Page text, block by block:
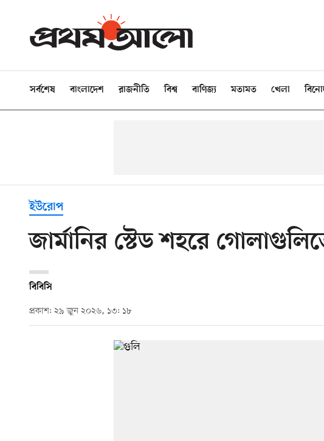
সর্বশেষ বাংলাদেশ রাজনীতি বিশ্ব বাণিজ্য মতামত খেলা
ইউরোপ
জার্মানির স্টেড শহরে
বিবিসি
প্রকাশ: ২৯ জুন ২০২৬, ১৩: ১৮